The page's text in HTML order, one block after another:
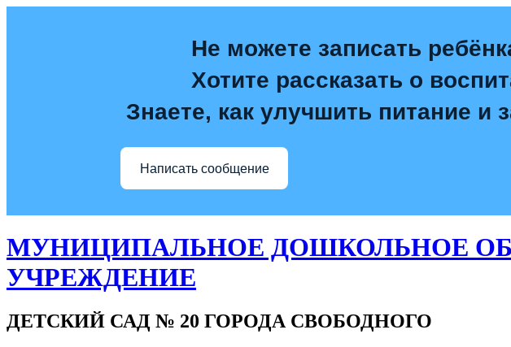
Не можете записать
Хотите рассказать о
Знаете, как улучшить питание и
Написать сообщение
МУНИЦИПАЛЬНОЕ ДОШКОЛЬНОЕ
УЧРЕЖДЕНИЕ
ДЕТСКИЙ САД № 20 ГОРОДА СВОБОДНОГО